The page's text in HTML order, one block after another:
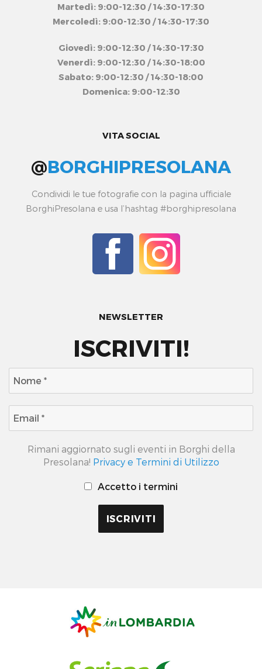
Martedì: 9:00-12:30 / 14:30-17:30
Mercoledì: 9:00-12:30 / 14:30-17:30
Giovedì: 9:00-12:30 / 14:30-17:30
Venerdì: 9:00-12:30 / 14:30-18:00
Sabato: 9:00-12:30 / 14:30-18:00
Domenica: 9:00-12:30
VITA SOCIAL
@BORGHIPRESOLANA
Condividi le tue fotografie con la pagina ufficiale
BorghiPresolana e usa l’hashtag #borghipresolana
NEWSLETTER
ISCRIVITI!
Rimani aggiornato sugli eventi in Borghi della
Presolana! Privacy e Termini di Utilizzo
Accetto i termini